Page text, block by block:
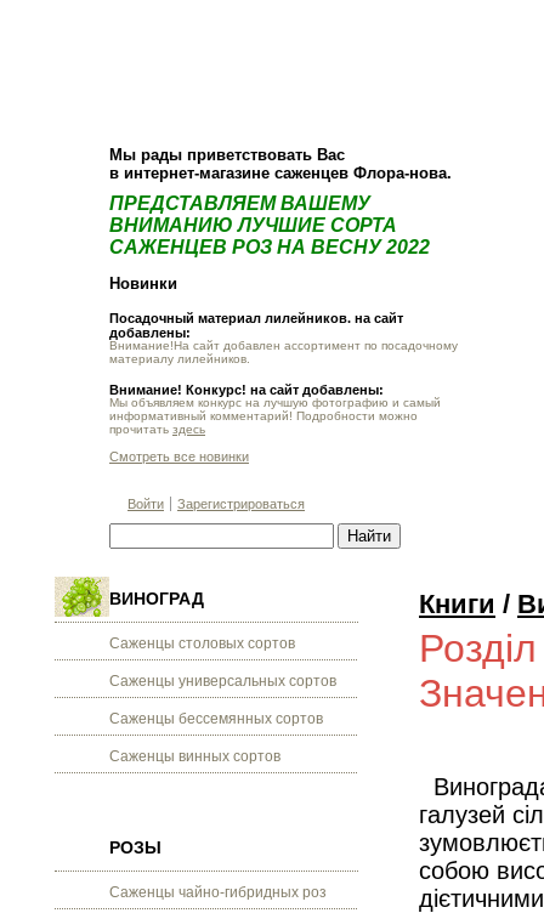
Мы рады приветствовать Вас
в интернет-магазине саженцев Флора-нова.
ПРЕДСТАВЛЯЕМ ВАШЕМУ
ВНИМАНИЮ ЛУЧШИЕ СОРТА
САЖЕНЦЕВ РОЗ НА ВЕСНУ 2022
Новинки
Посадочный материал лилейников. на сайт
добавлены:
Внимание!На сайт добавлен ассортимент по посадочному
материалу лилейников.
Внимание! Конкурс! на сайт добавлены:
Мы объявляем конкурс на лучшую фотографию и самый
информативный комментарий! Подробности можно
прочитать здесь
Смотреть все новинки
Войти Зарегистрироваться
ВИНОГРАД
Саженцы столовых сортов
Саженцы универсальных сортов
Саженцы бессемянных сортов
Саженцы винных сортов
РОЗЫ
Саженцы чайно-гибридных роз
Книги /
галузей
собою